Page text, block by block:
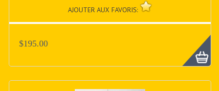
AJOUTER AUX FAVORIS:
$195.00